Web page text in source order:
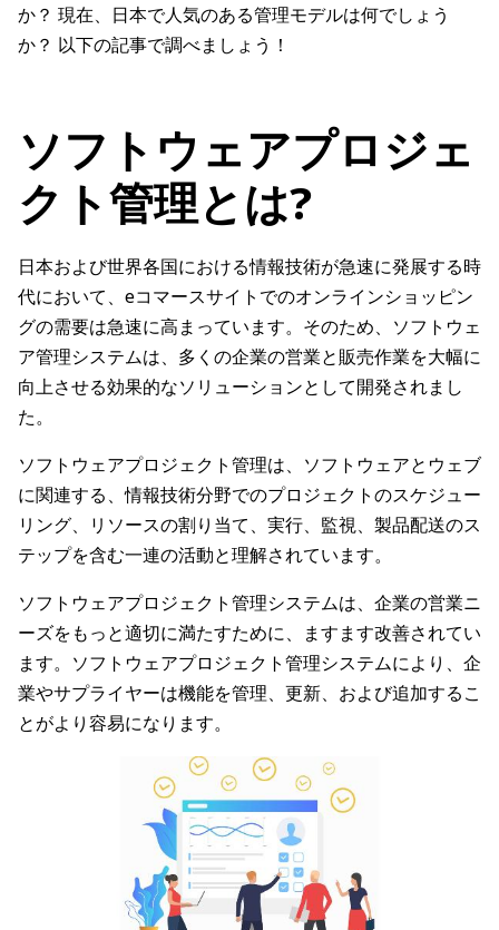
か？ 現在、日本で人気のある管理モデルは何でしょう
か？ 以下の記事で調べましょう！
ソフトウェアプロジェ
クト管理とは?
日本および世界各国における情報技術が急速に発展する時
代において、eコマースサイトでのオンラインショッピン
グの需要は急速に高まっています。そのため、ソフトウェ
ア管理システムは、多くの企業の営業と販売作業を大幅に
向上させる効果的なソリューションとして開発されまし
た。
ソフトウェアプロジェクト管理は、ソフトウェアとウェブ
に関連する、情報技術分野でのプロジェクトのスケジュー
リング、リソースの割り当て、実行、監視、製品配送のス
テップを含む一連の活動と理解されています。
ソフトウェアプロジェクト管理システムは、企業の営業ニ
ーズをもっと適切に満たすために、ますます改善されてい
ます。ソフトウェアプロジェクト管理システムにより、企
業やサプライヤーは機能を管理、更新、および追加するこ
とがより容易になります。